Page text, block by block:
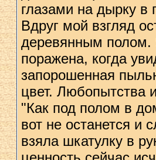
глазами на дырку в
Вдруг мой взгляд
деревянным полом.
поражена, когда
запорошенная
цвет. Любопытства
"Как под полом в
вот не останется и
взяла шкатулку в